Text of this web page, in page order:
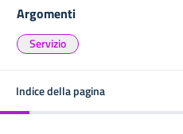
Argomenti
Servizio
Indice della pagina